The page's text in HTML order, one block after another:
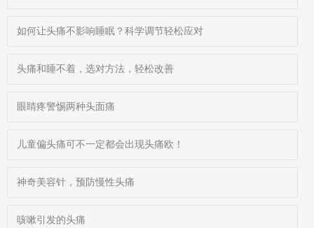
如何让头痛不影响睡眠？科学调节轻松应对
头痛和睡不着，选对方法，轻松改善
眼睛疼警惕两种头面痛
儿童偏头痛可不一定都会出现头痛欧！
神奇美容针，预防慢性头痛
咳嗽引发的头痛